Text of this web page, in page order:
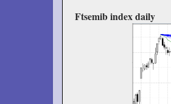
Ftsemib index daily